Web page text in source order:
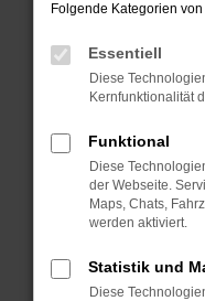
Beim Laden ist
Hier sind ein paar
Überprüfe
Laden andere
deine
Prüfe deine
Manche
können das
verhindern.
Folgende Kategorien
Essentiell
Diese
Kernfunktionalität
Funktional
Diese
der Webseite.
Maps, Chats,
werden aktiviert.
Statistik und
Diese